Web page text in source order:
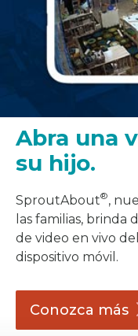
Abra una
su hijo.
SproutAbout®,
las familias, brinda
de video en vivo
dispositivo móvil.
Conozca más